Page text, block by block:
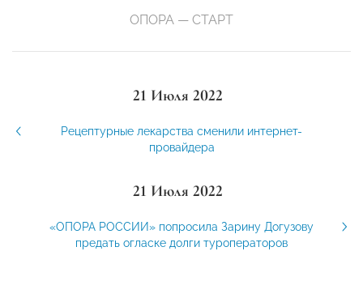
ОПОРА — СТАРТ
21 Июля 2022
Рецептурные лекарства сменили интернет-
провайдера
21 Июля 2022
«ОПОРА РОССИИ» попросила Зарину Догузову
предать огласке долги туроператоров